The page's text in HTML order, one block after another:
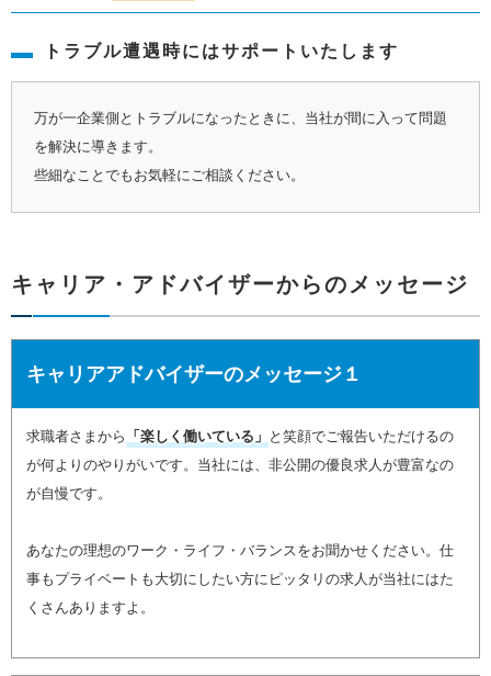
トラブル遭遇時にはサポートいたします
万が一企業側とトラブルになったときに、当社が間に入って問題
を解決に導きます。
些細なことでもお気軽にご相談ください。
キャリア・アドバイザーからのメッセージ
キャリアアドバイザーのメッセージ１
求職者さまから 「楽しく働いている」 と笑顔でご報告いただけるの
が何よりのやりがいです。当社には、非公開の優良求人が豊富なの
が自慢です。
あなたの理想のワーク・ライフ・バランスをお聞かせください。仕
事もプライベートも大切にしたい方にピッタリの求人が当社にはた
くさんありますよ。